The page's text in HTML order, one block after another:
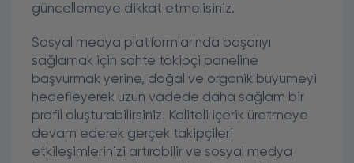
güncellemeye dikkat etmelisiniz.
Sosyal medya platformlarında başarıyı
sağlamak için sahte takipçi paneline
başvurmak yerine, doğal ve organik büyümeyi
hedefleyerek uzun vadede daha sağlam bir
profil oluşturabilirsiniz. Kaliteli içerik üretmeye
devam ederek gerçek takipçileri
etkileşimlerinizi artırabilir ve sosyal medya